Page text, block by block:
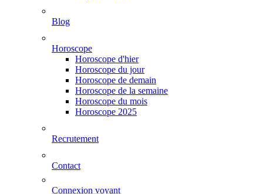
Blog
Horoscope
Horoscope d'hier
Horoscope du jour
Horoscope de demain
Horoscope de la semaine
Horoscope du mois
Horoscope 2025
Recrutement
Contact
Connexion voyant